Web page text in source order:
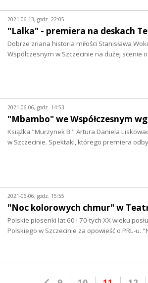
2021-06-13, godz. 22:05
"Lalka" - premiera na deskach
Dobrze znana historia miłości Stanisława
Współczesnym w Szczecinie na dużej scenie
2021-06-06, godz. 14:53
"Mbambo" we Współczesnym
Książka "Murzynek B." Artura Daniela
w Szczecinie. Spektakl, którego premiera
2021-06-06, godz. 15:55
"Noc kolorowych chmur" w
Polskie piosenki lat 60 i 70-tych XX wieku
Polskiego w Szczecinie za opowieść o PRL-u.